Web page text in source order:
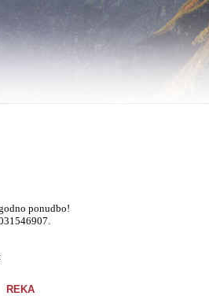
ponudbo!
REKA